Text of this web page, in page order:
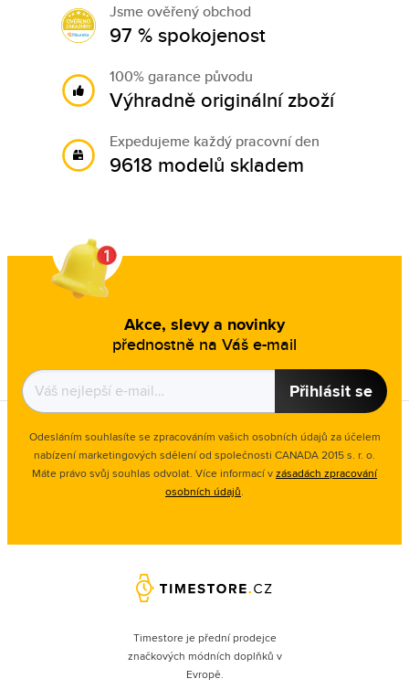
Jsme ověřený obchod
97 % spokojenost
100% garance původu
Výhradně originální zboží
Expedujeme každý pracovní den
9618 modelů skladem
Akce, slevy a novinky
přednostně na Váš e-mail
Přihlásit se
Odesláním souhlasíte se zpracováním vašich osobních údajů za účelem
nabízení marketingových sdělení od společnosti CANADA 2015 s. r. o.
Máte právo svůj souhlas odvolat. Více informací vzásadách zpracování
osobních údajů.
Timestore je přední prodejce
značkových módních doplňků v
Evropě.